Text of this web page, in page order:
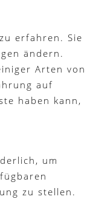
erfahren. Sie
ändern.
Arten von
auf
haben kann,
um
zu stellen.